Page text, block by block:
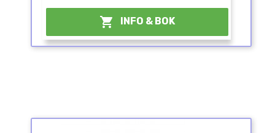
 INFO & BOK